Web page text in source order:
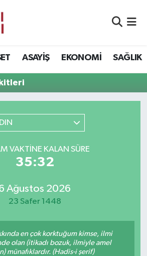
ASAYİŞ EKONOMİ SAĞLIK
VAKTİNE KALAN SÜRE
35:32
Ağustos 2026
23 Safer 1448
en çok korktuğum kimse, ilmi
olan (itikadı bozuk, ilmiyle amel
münafıklardır. (Hadis-i şerif)